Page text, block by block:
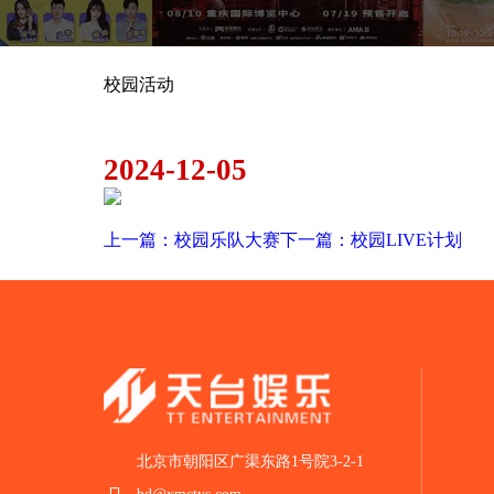
校园活动
2024-12-05
上一篇：校园乐队大赛下一篇：校园LIVE计划
北京市朝阳区广渠东路1号院3-2-1